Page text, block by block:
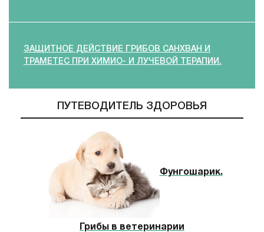
ЗАЩИТНОЕ ДЕЙСТВИЕ ГРИБОВ САНХВАН И
ТРАМЕТЕС ПРИ ХИМИО- И ЛУЧЕВОЙ ТЕРАПИИ.
ПУТЕВОДИТЕЛЬ ЗДОРОВЬЯ
Фунгошарик.
Грибы в ветеринарии